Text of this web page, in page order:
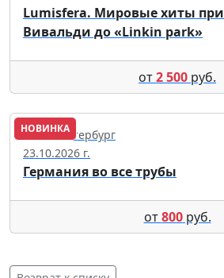
Lumisfera. Мировые хиты при
Вивальди до «Linkin park»
от2 500 руб.
НОВИНКА
Санкт-Петербург
23.10.2026 г.
Германия во все трубы
от800руб.